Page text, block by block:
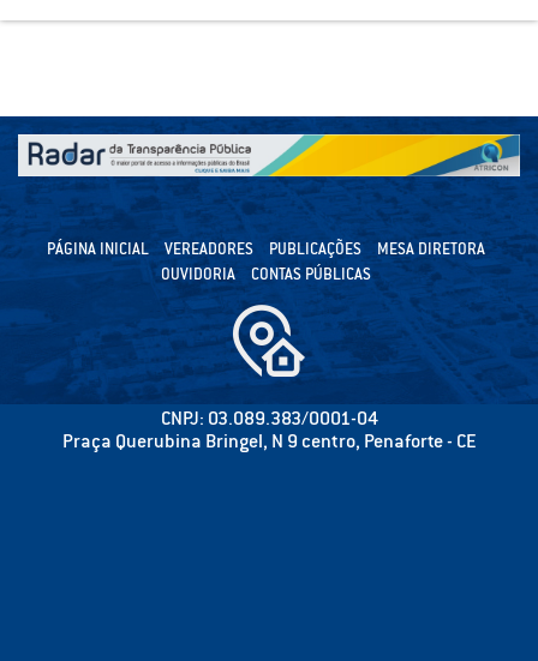
PÁGINA INICIAL VEREADORES PUBLICAÇÕES
MESA DIRETORA
OUVIDORIA
CONTAS PÚBLICAS
CNPJ: 03.089.383/0001-04
Praça Querubina Bringel, N 9 centro, Penaforte - CE